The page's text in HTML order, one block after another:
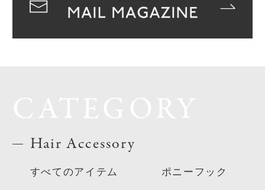
Hair Accessory
すべてのアイテム ポニーフック